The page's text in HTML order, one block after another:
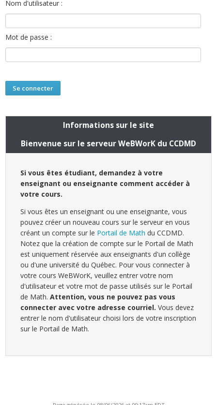
Nom d'utilisateur :
Mot de passe :
Informations sur le site
Bienvenue sur le serveur WeBWorK du CCDMD
Si vous êtes étudiant, demandez à votre
enseignant ou enseignante comment accéder à
votre cours.
Si vous êtes un enseignant ou une enseignante, vous
pouvez créer un nouveau cours sur le serveur en vous
créant un compte sur le Portail de Math du CCDMD.
Notez que la création de compte sur le Portail de Math
est uniquement réservée aux enseignants d'un collège
ou d'une université du Québec. Pour vous connecter à
votre cours WeBWorK, veuillez entrer votre nom
d'utilisateur et votre mot de passe utilisés sur le Portail
de Math.Attention, vous ne pouvez pas vous
connecter avec votre adresse courriel. Vous devez
entrer le nom d'utilisateur choisi lors de votre inscription
sur le Portail de Math.